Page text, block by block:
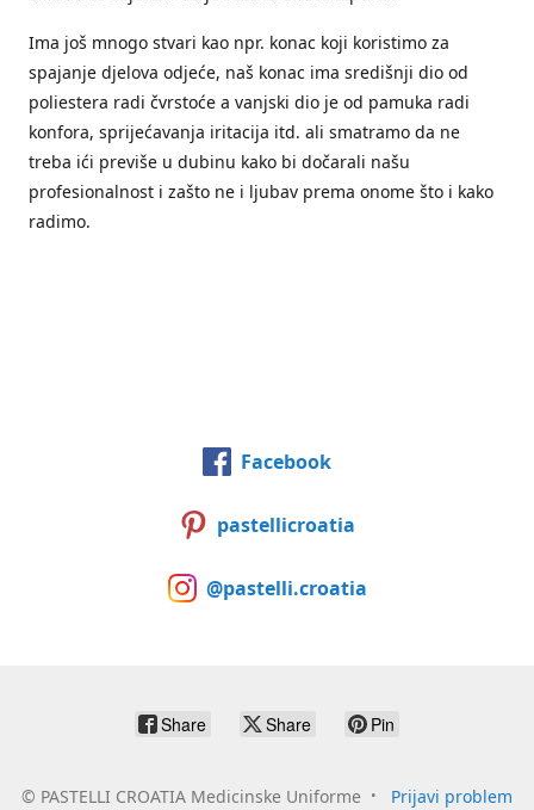
Ima još mnogo stvari kao npr. konac koji koristimo za
spajanje djelova odjeće, naš konac ima središnji dio od
poliestera radi čvrstoće a vanjski dio je od pamuka radi
konfora, sprijećavanja iritacija itd. ali smatramo da ne
treba ići previše u dubinu kako bi dočarali našu
profesionalnost i zašto ne i ljubav prema onome što i kako
radimo.
Facebook
pastellicroatia
@pastelli.croatia
Share Share Pin
© PASTELLI CROATIA Medicinske Uniforme Prijavi problem